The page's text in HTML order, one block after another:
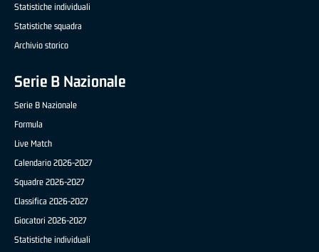
Statistiche individuali
Statistiche squadra
Archivio storico
Serie B Nazionale
Serie B Nazionale
Formula
Live Match
Calendario 2026-2027
Squadre 2026-2027
Classifica 2026-2027
Giocatori 2026-2027
Statistiche individuali